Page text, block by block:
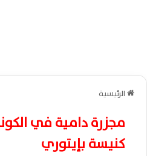
الرئيسية
كنيسة بإيتوري